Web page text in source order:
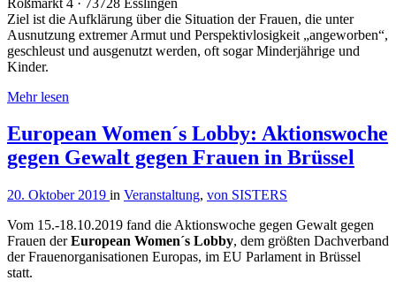
Ziel ist die Aufklärung über die Situation der Frauen, die unter
Ausnutzung extremer Armut und Perspektivlosigkeit „angeworben“,
geschleust und ausgenutzt werden, oft sogar Minderjährige und
Kinder.
Mehr lesen
European Women´s Lobby: Aktionswoche
gegen Gewalt gegen Frauen in Brüssel
20. Oktober 2019 in Veranstaltung, von SISTERS
Vom 15.-18.10.2019 fand die Aktionswoche gegen Gewalt gegen
Frauen derEuropean Women´s Lobby, dem größten Dachverband
der Frauenorganisationen Europas, im EU Parlament in Brüssel
statt.